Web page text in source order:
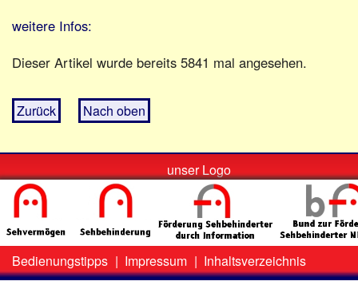
weitere Infos:
Dieser Artikel wurde bereits 5841 mal angesehen.
Zurück Nach oben
unser Logo
Zweit-
Menü
Bedienungstipps | Impressum | Inhaltsverzeichnis